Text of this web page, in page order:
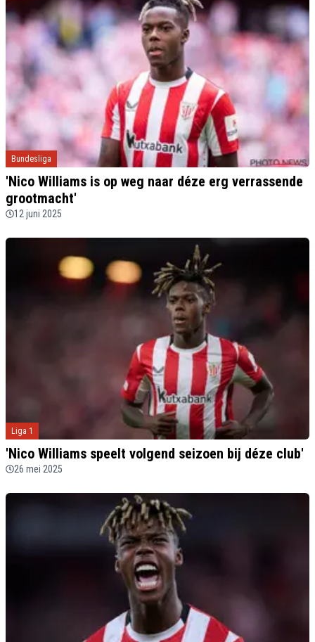
Bundesliga
'Nico Williams is op weg naar déze erg verrassende
grootmacht'
12 juni 2025
Liga 1
'Nico Williams speelt volgend seizoen bij déze club'
26 mei 2025